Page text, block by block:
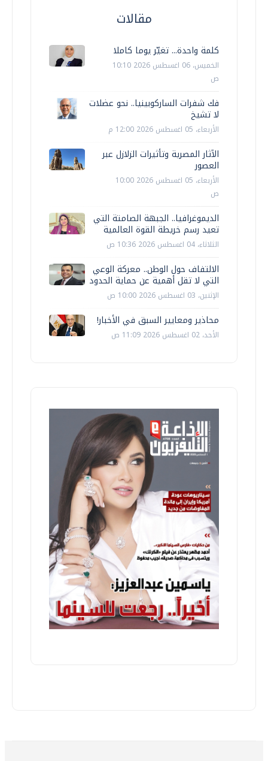
مقالات
كلمة واحدة... تغيّر يوما كاملا
الخميس، 06 اغسطس 2026 10:10
ص
فك شفرات الساركوبينيا.. نحو عضلات
لا تشيخ
الأربعاء، 05 اغسطس 2026 12:00 م
الآثار المصرية وتأثيرات الزلازل عبر
العصور
الأربعاء، 05 اغسطس 2026 10:00
ص
الديموغرافيا.. الجبهة الصامتة التي
تعيد رسم خريطة القوة العالمية
الثلاثاء، 04 اغسطس 2026 10:36 ص
الالتفاف حول الوطن.. معركة الوعي
التي لا تقل أهمية عن حماية الحدود
الإثنين، 03 اغسطس 2026 10:00 ص
محاذير ومعايير السبق في الأخبار!
الأحد، 02 اغسطس 2026 11:09 ص